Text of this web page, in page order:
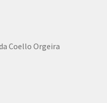
Coello Orgeira